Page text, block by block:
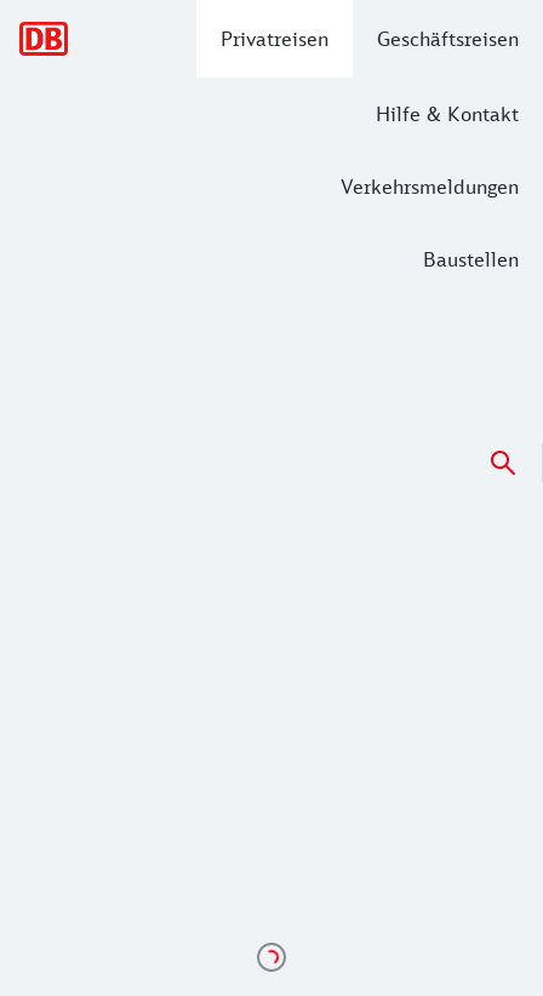
Privatreisen Geschäftsreisen
Hilfe & Kontakt
Verkehrsmeldungen
Baustellen